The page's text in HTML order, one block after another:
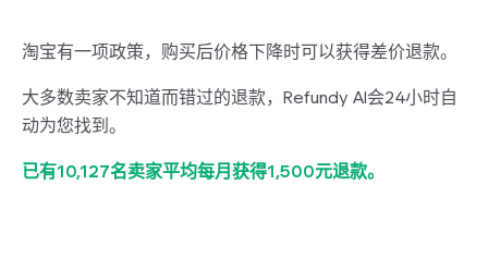
淘宝有一项政策，购买后价格下降时可以获得差价退款。
大多数卖家不知道而错过的退款，Refundy AI会24小时自
动为您找到。
已有10,127名卖家平均每月获得1,500元退款。